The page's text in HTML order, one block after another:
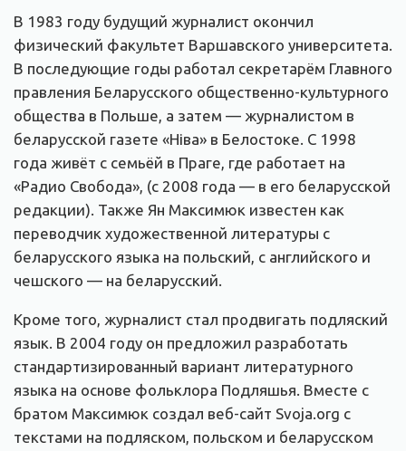
В 1983 году будущий журналист окончил
физический факультет Варшавского университета.
В последующие годы работал секретарём Главного
правления Беларусского общественно-культурного
общества в Польше, а затем — журналистом в
беларусской газете «Ніва» в Белостоке. С 1998
года живёт с семьёй в Праге, где работает на
«Радио Свобода», (с 2008 года — в его беларусской
редакции). Также Ян Максимюк известен как
переводчик художественной литературы с
беларусского языка на польский, с английского и
чешского — на беларусский.
Кроме того, журналист стал продвигать подляский
язык. В 2004 году он предложил разработать
стандартизированный вариант литературного
языка на основе фольклора Подляшья. Вместе с
братом Максимюк создал веб-сайт Svoja.org с
текстами на подляском, польском и беларусском